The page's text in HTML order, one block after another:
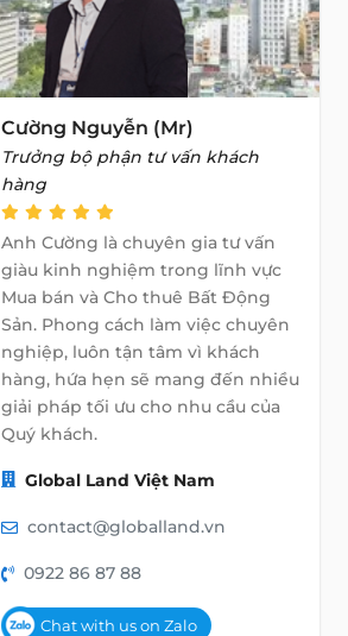
Cường Nguyễn (Mr)
Trưởng bộ phận tư vấn khách
hàng
Anh Cường là chuyên gia tư vấn
giàu kinh nghiệm trong lĩnh vực
Mua bán và Cho thuê Bất Động
Sản. Phong cách làm việc chuyên
nghiệp, luôn tận tâm vì khách
hàng, hứa hẹn sẽ mang đến nhiều
giải pháp tối ưu cho nhu cầu của
Quý khách.
Global Land Việt Nam
contact@globalland.vn
0922 86 87 88
Chat with us on Zalo